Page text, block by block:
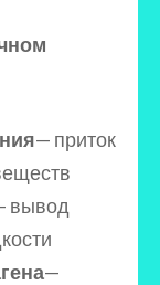
— приток
вывод
—